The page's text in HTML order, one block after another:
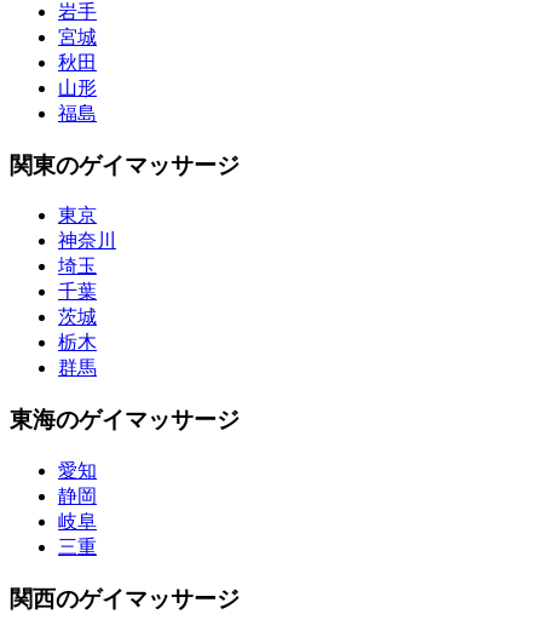
岩手
宮城
秋田
山形
福島
関東のゲイマッサージ
東京
神奈川
埼玉
千葉
茨城
栃木
群馬
東海のゲイマッサージ
愛知
静岡
岐阜
三重
関西のゲイマッサージ